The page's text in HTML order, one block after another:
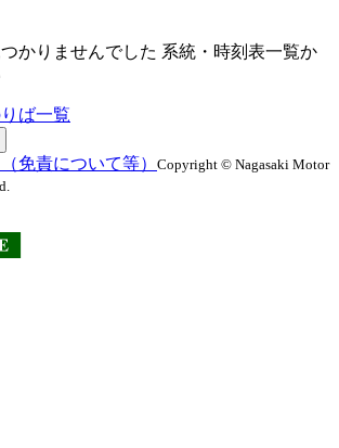
かりませんでした 系統・時刻表一覧か
ば一覧
免責について等） Copyright © Nagasaki Motor